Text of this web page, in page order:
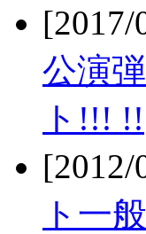
公演
ト!!! !!
ト一